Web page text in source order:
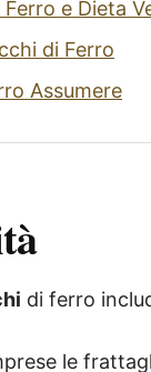
e Dieta
di Ferro
Assumere
di ferro
le